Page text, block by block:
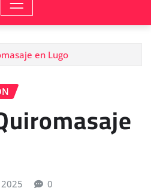
en Lugo
0